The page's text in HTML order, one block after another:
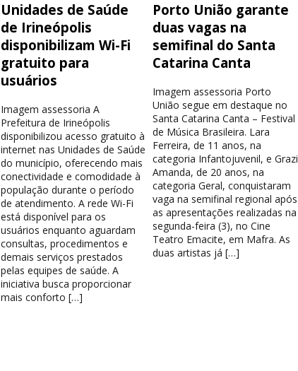
Unidades de Saúde
de Irineópolis
disponibilizam Wi-Fi
gratuito para
usuários
Imagem assessoria A
Prefeitura de Irineópolis
disponibilizou acesso gratuito à
internet nas Unidades de Saúde
do município, oferecendo mais
conectividade e comodidade à
população durante o período
de atendimento. A rede Wi-Fi
está disponível para os
usuários enquanto aguardam
consultas, procedimentos e
demais serviços prestados
pelas equipes de saúde. A
iniciativa busca proporcionar
mais conforto […]
Porto União garante
duas vagas na
semifinal do Santa
Catarina Canta
Imagem assessoria Porto
União segue em destaque no
Santa Catarina Canta – Festival
de Música Brasileira. Lara
Ferreira, de 11 anos, na
categoria Infantojuvenil, e Grazi
Amanda, de 20 anos, na
categoria Geral, conquistaram
vaga na semifinal regional após
as apresentações realizadas na
segunda-feira (3), no Cine
Teatro Emacite, em Mafra. As
duas artistas já […]